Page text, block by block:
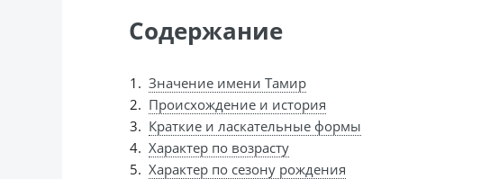
Содержание
Значение имени Тамир
Происхождение и история
Краткие и ласкательные формы
Характер по возрасту
Характер по сезону рождения